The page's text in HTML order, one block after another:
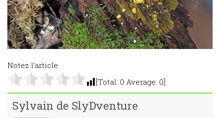
Notez l'article
[Total: 0 Average: 0]
Sylvain de SlyDventure